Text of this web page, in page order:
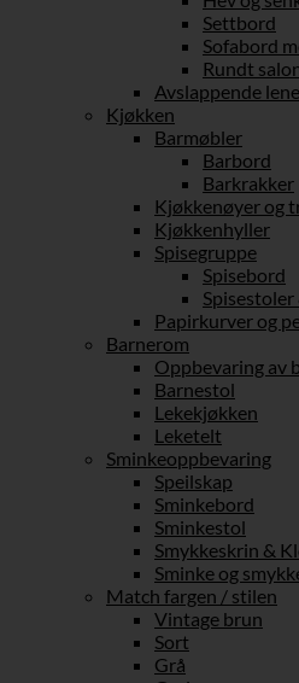
Settbord
Sofabord
Rundt
Avslappende
Kjøkken
Barmøbler
Barbord
Barkrakker
Kjøkkenøyer og
Kjøkkenhyller
Spisegruppe
Spisebord
Papirkurver og
Barnerom
Oppbevaring av
Barnestol
Lekekjøkken
Leketelt
Sminkeoppbevaring
Speilskap
Sminkebord
Sminkestol
Smykkeskrin &
Sminke og
Match fargen / stilen
Vintage brun
Sort
Grå